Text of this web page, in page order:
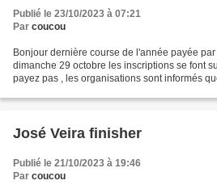
Publié le 23/10/2023 à 07:21
Par coucou
Bonjour dernière course de l'année payée
dimanche 29 octobre les inscriptions se font
payez pas , les organisations sont informés
José Veira finisher
Publié le 21/10/2023 à 19:46
Par coucou